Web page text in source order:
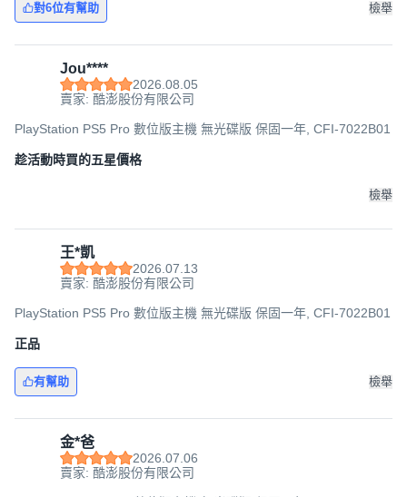
對6位有幫助 檢舉
Jou****
2026.08.05
賣家: 酷澎股份有限公司
PlayStation PS5 Pro 數位版主機 無光碟版 保固一年, CFI-7022B01
趁活動時買的五星價格
檢舉
王*凱
2026.07.13
賣家: 酷澎股份有限公司
PlayStation PS5 Pro 數位版主機 無光碟版 保固一年, CFI-7022B01
正品
有幫助 檢舉
金*爸
2026.07.06
賣家: 酷澎股份有限公司